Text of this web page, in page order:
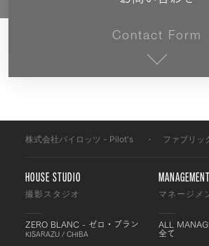
Contact Form
株式会社パイロッツ - Pilot's ファブリッ
HOUSE STUDIO
撮影スタジオ
ZERO BLANC - ゼロ・ブラン
KISARAZU / CHIBA
マネージメ
ALL
全て